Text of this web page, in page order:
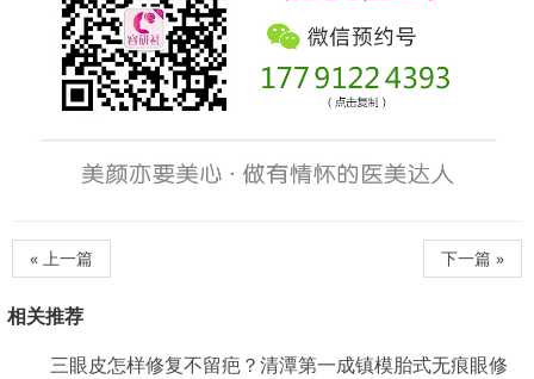
« 上一篇 下一篇 »
相关推荐
三眼皮怎样修复不留疤？清潭第一成镇模胎式无痕眼修